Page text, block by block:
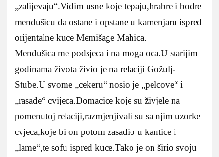
„zalijevaju“.Vidim usne koje tepaju,hrabre i bodre
mendušicu da ostane i opstane u kamenjaru ispred
orijentalne kuce Memišage Mahica.
Mendušica me podsjeca i na moga oca.U starijim
godinama života živio je na relaciji Gožulj-
Stube.U svome „cekeru“ nosio je „pelcove“ i
„rasade“ cvijeca.Domacice koje su živjele na
pomenutoj relaciji,razmjenjivali su sa njim uzorke
cvjeca,koje bi on potom zasadio u kantice i
„lame“,te sofu ispred kuce.Tako je on širio svoju